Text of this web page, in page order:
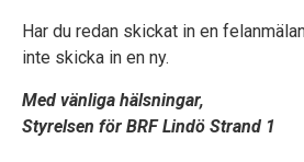
Har du redan skickat in en
inte skicka in en ny.
Med vänliga hälsningar,
Styrelsen för BRF Lindö Strand 1